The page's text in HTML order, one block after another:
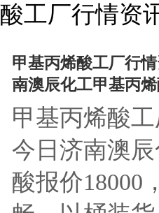
酸工厂行情资
甲基丙烯酸工厂行
南澳辰化工甲基丙
甲基丙烯酸工
今日济南澳
酸报价18000